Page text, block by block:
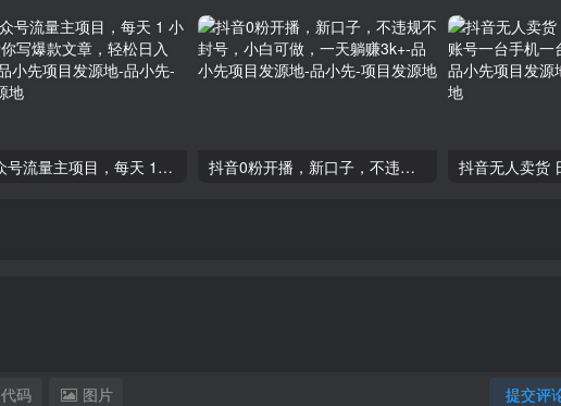
AI 公众号流量主项目，每天 1 小时 AI 帮你写爆款文章，轻松日入 1000+-品小先项目发源地 抖音0粉开播，新口子，不违规不封号，小白可做，一天躺赚3k+-品小先项目发源地
提交评
代码 图片